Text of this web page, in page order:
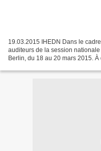
19.03.2015 IHEDN Dans le
auditeurs de la session
Berlin, du 18 au 20 mars 2015. À